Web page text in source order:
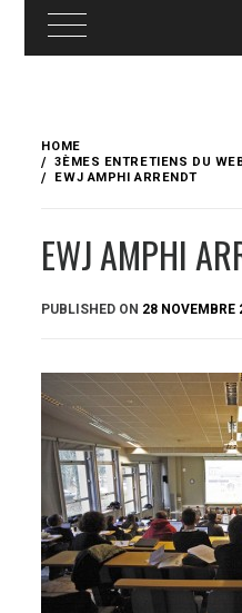
content
HOME
3ÈMES ENTRETIENS DU
EWJ AMPHI ARRENDT
EWJ AMPHI
PUBLISHED ON 28 NOVEMBRE